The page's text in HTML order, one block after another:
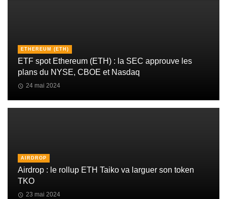
ETHEREUM (ETH)
ETF spot Ethereum (ETH) : la SEC approuve les
plans du NYSE, CBOE et Nasdaq
24 mai 2024
AIRDROP
Airdrop : le rollup ETH Taiko va larguer son token
TKO
23 mai 2024